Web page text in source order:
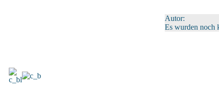
Autor:
Es wurden noch